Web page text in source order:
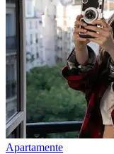
Apartamente